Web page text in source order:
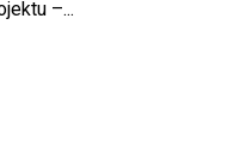
–...